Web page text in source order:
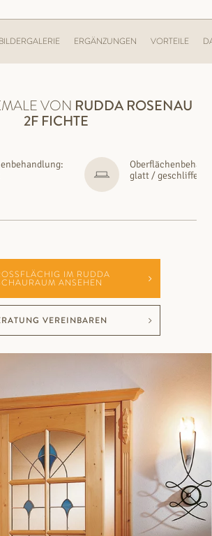
BILDERGALERIE ERGÄNZUNGEN VORTEILE
VON RUDDA ROSENAU
2F FICHTE
glatt / geschliffen
IM RUDDA S
ANSEHEN
VEREINBAREN